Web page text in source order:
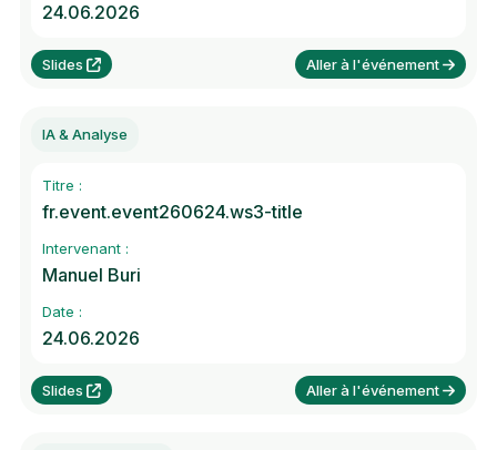
24.06.2026
Slides Aller à l'événement
IA & Analyse
Titre :
fr.event.event260624.ws3-title
Intervenant :
Manuel Buri
Date :
24.06.2026
Slides Aller à l'événement